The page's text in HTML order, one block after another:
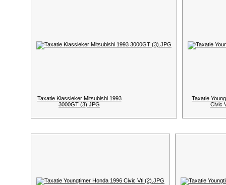
Taxatie Klassieker Mitsubishi 1993
3000GT (3).JPG
Taxatie
Civic